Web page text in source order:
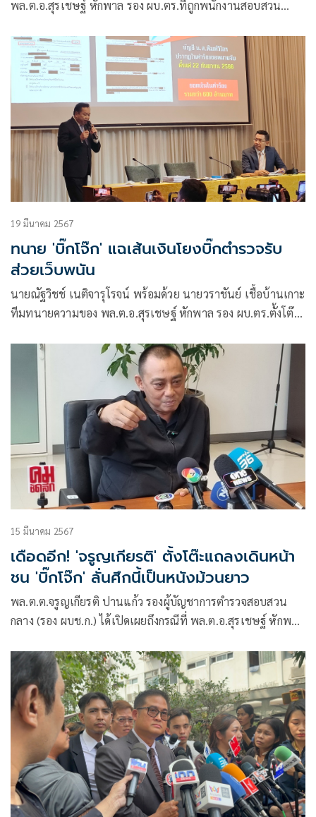
พล.ต.อ.สุรเชษฐ์ หักพาล รอง ผบ.ตร.ที่ถูกพนักงานสอบสวน
เคมาสเตอร์ว่า ได้รับรายงานแล้วและได้ส่งกลับไปให้พนักงาน
สอบสวนดำเนินการตาม ป.วิอาญาได้เลย
19 มีนาคม 2567
ทนาย 'บิ๊กโจ๊ก' แฉเส้นเงินโยงบิ๊กตำรวจรับ
ส่วยเว็บพนัน
นายณัฐวิชช์ เนติจารุโรจน์ พร้อมด้วย นายวราชันย์ เชื้อบ้านเกาะ
ทีมทนายความของ พล.ต.อ.สุรเชษฐ์ หักพาล รอง ผบ.ตร.ตั้งโต๊ะ
สน.เตาปูนว่า จากการตรวจสอบแล้วไม่มีเส้นเงินไปถึง
พล.ต.อ.สุรเชษฐ์เลย พร้อมกันนี้นายณัฐวิชช์
15 มีนาคม 2567
เดือดอีก! 'จรูญเกียรติ' ตั้งโต๊ะแถลงเดินหน้า
ชน 'บิ๊กโจ๊ก' ลั่นศึกนี้เป็นหนังม้วนยาว
พล.ต.ต.จรูญเกียรติ ปานแก้ว รองผู้บัญชาการตำรวจสอบสวน
กลาง (รอง ผบช.ก.) ได้เปิดเผยถึงกรณีที่ พล.ต.อ.สุรเชษฐ์ หักพาล
กรณีเปิดเผยข้อมูล สำนวนคดี เว็บพนันออนไลน์เครือข่ายมินนี่